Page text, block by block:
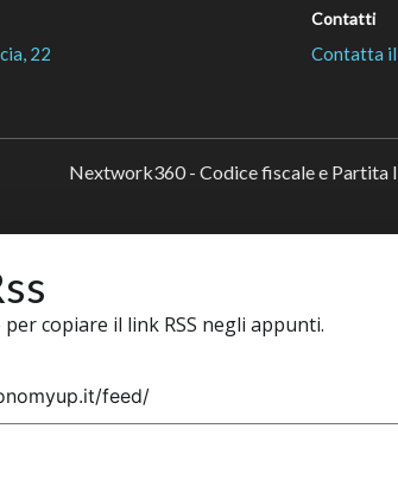
22
Contatti
Contatta
Nextwork360 - Codice fiscale e Partita
copiare il link RSS negli appunti.